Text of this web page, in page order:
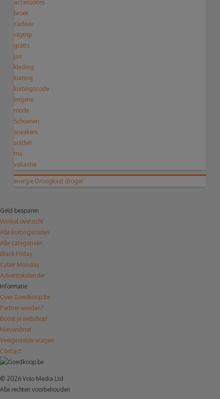
accessoires
broek
cadeau
citytrip
gratis
jas
kleding
korting
kortingscode
lingerie
mode
Schoenen
sneakers
solden
trui
vakantie
energie Droogkast droger
Geld besparen
Winkel overzicht
Alle kortingscodes
Alle categorieën
Black Friday
Cyber Monday
Adventskalender
Informatie
Over Goedkoop.be
Partner worden?
Boost je webshop!
Nieuwsbrief
Veelgestelde vragen
Contact
© 2026 Volo Media Ltd
Alle rechten voorbehouden